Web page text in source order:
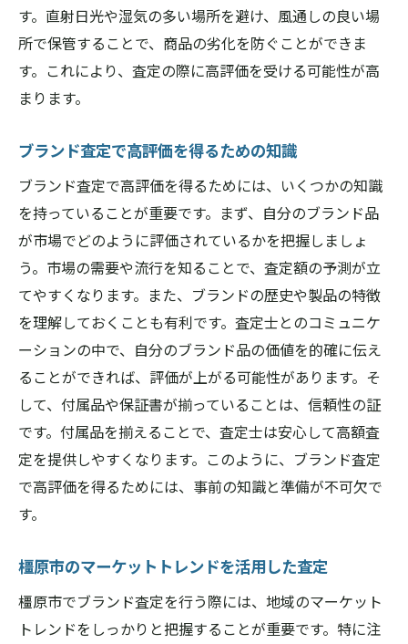
す。直射日光や湿気の多い場所を避け、風通しの良い場
所で保管することで、商品の劣化を防ぐことができま
す。これにより、査定の際に高評価を受ける可能性が高
まります。
ブランド査定で高評価を得るための知識
ブランド査定で高評価を得るためには、いくつかの知識
を持っていることが重要です。まず、自分のブランド品
が市場でどのように評価されているかを把握しましょ
う。市場の需要や流行を知ることで、査定額の予測が立
てやすくなります。また、ブランドの歴史や製品の特徴
を理解しておくことも有利です。査定士とのコミュニケ
ーションの中で、自分のブランド品の価値を的確に伝え
ることができれば、評価が上がる可能性があります。そ
して、付属品や保証書が揃っていることは、信頼性の証
です。付属品を揃えることで、査定士は安心して高額査
定を提供しやすくなります。このように、ブランド査定
で高評価を得るためには、事前の知識と準備が不可欠で
す。
橿原市のマーケットトレンドを活用した査定
橿原市でブランド査定を行う際には、地域のマーケット
トレンドをしっかりと把握することが重要です。特に注